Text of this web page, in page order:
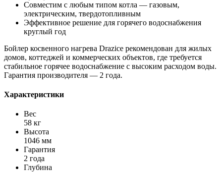
Совместим с любым типом котла — газовым,
электрическим, твердотопливным
Эффективное решение для горячего водоснабжения
круглый год
Бойлер косвенного нагрева Drazice рекомендован для жилых
домов, коттеджей и коммерческих объектов, где требуется
стабильное горячее водоснабжение с высоким расходом воды.
Гарантия производителя — 2 года.
Характеристики
Вес
58 кг
Высота
1046 мм
Гарантия
2 года
Глубина